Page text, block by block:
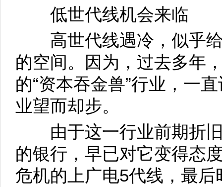
低世代线机会来临
高世代线遇冷，似乎给
的空间。因为，过去多年
的“资本吞金兽”行业，一
业望而却步。
由于这一行业前期折旧
的银行，早已对它变得态
危机的上广电5代线，最